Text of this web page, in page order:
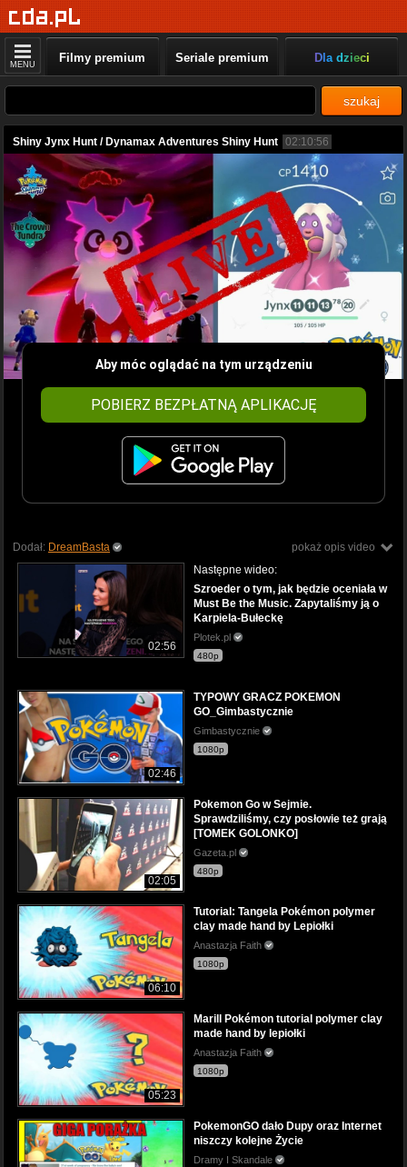
MENU Filmy premium Seriale premium Dla dzieci
szukaj
Shiny Jynx Hunt / Dynamax Adventures Shiny Hunt 02:10:56
Aby móc oglądać na tym urządzeniu
POBIERZ BEZPŁATNĄ APLIKACJĘ
pokaż opis video
Dodał: DreamBasta
02:56
Następne wideo:
Szroeder o tym, jak będzie oceniała w
Must Be the Music. Zapytaliśmy ją o
Karpiela-Bułeckę
Plotek.pl
480p
02:46
TYPOWY GRACZ POKEMON
GO_Gimbastycznie
Gimbastycznie
1080p
02:05
Pokemon Go w Sejmie.
Sprawdziliśmy, czy posłowie też grają
[TOMEK GOLONKO]
Gazeta.pl
480p
06:10
Tutorial: Tangela Pokémon polymer
clay made hand by Lepiołki
Anastazja Faith
1080p
05:23
Marill Pokémon tutorial polymer clay
made hand by lepiołki
Anastazja Faith
1080p
PokemonGO dało Dupy oraz Internet
niszczy kolejne Życie
Dramy I Skandale